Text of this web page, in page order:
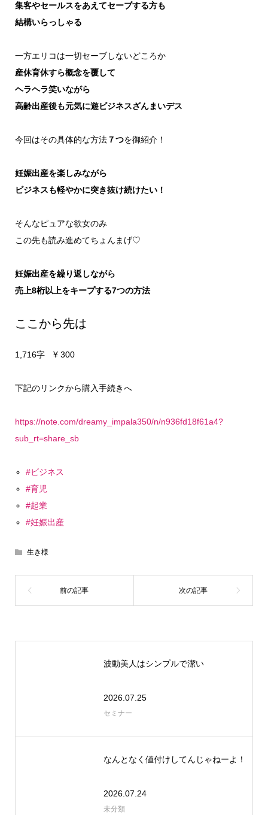
集客やセールスをあえてセーブする方も
結構いらっしゃる
一方エリコは一切セーブしないどころか
産休育休すら概念を覆して
ヘラヘラ笑いながら
高齢出産後も元気に遊ビジネスざんまいデス
今回はその具体的な方法７つを御紹介！
妊娠出産を楽しみながら
ビジネスも軽やかに突き抜け続けたい！
そんなピュアな欲女のみ
この先も読み進めてちょんまげ♡
妊娠出産を繰り返しながら
売上8桁以上をキープする7つの方法
ここから先は
1,716字 ¥ 300
下記のリンクから購入手続きへ
https://note.com/dreamy_impala350/n/n936fd18f61a4?
sub_rt=share_sb
#ビジネス
#育児
#起業
#妊娠出産
生き様
波動美人はシンプルで潔い
2026.07.25
セミナー
なんとなく値付けしてんじゃねーよ！
2026.07.24
未分類